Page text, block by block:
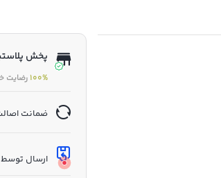
پخش
100%رضایت
ضمانت
ارسال